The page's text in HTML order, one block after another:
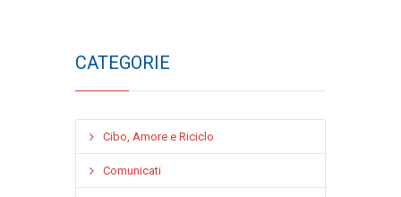
CATEGORIE
Cibo, Amore e Riciclo
Comunicati